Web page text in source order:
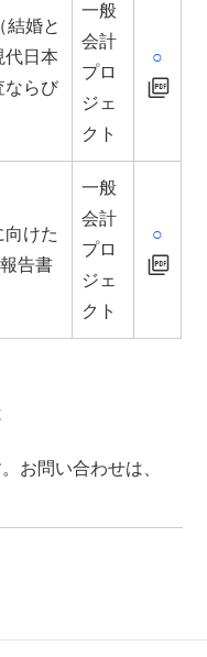
結婚と
代日本
ならび
一般
会計
プロ
ジェ
クト
○
けた
告書
一般
会計
プロ
ジェ
クト
○
お問い合わせは、